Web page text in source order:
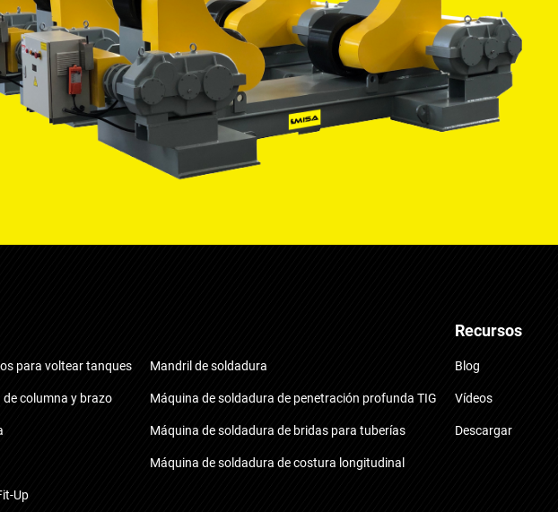
para voltear tanques
columna y brazo
Up
Mandril de soldadura
Máquina de soldadura de penetración profunda TIG
Máquina de soldadura de bridas para tuberías
Máquina de soldadura de costura longitudinal
Recursos
Blog
Vídeos
Descargar